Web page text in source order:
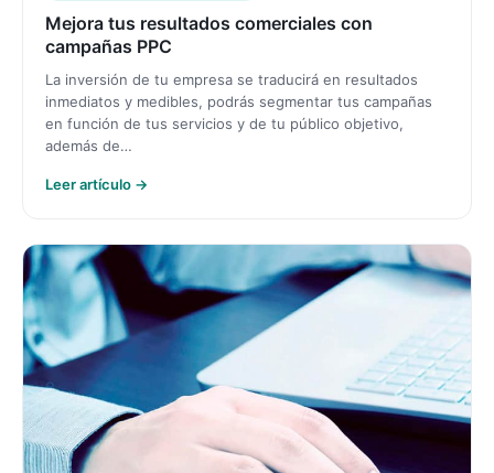
Mejora tus resultados comerciales con
campañas PPC
La inversión de tu empresa se traducirá en resultados
inmediatos y medibles, podrás segmentar tus campañas
en función de tus servicios y de tu público objetivo,
además de…
Leer artículo →